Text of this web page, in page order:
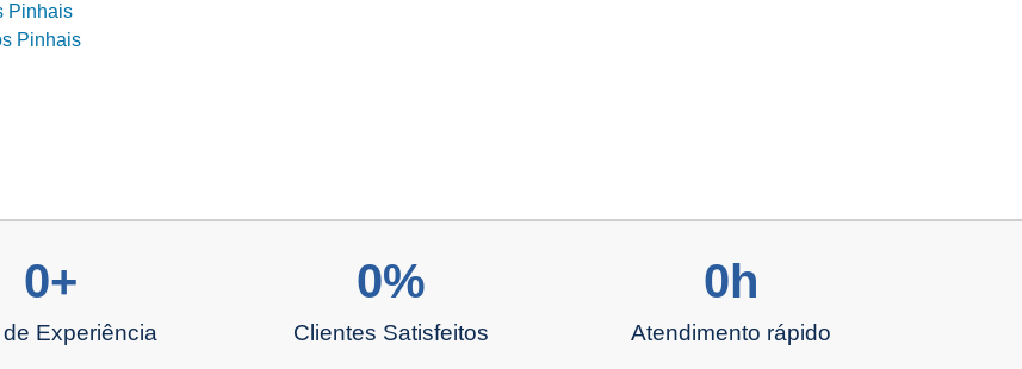
Pinhais
Pinhais
Experiência
0+
Clientes Satisfeitos
0%
Atendimento rápido
0h